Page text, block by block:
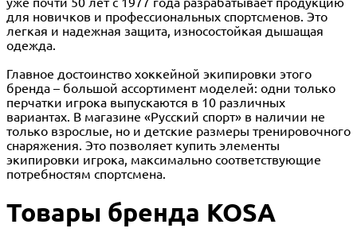
для новичков и профессиональных спортсменов. Это
легкая и надежная защита, износостойкая дышащая
одежда.
Главное достоинство хоккейной экипировки этого
бренда – большой ассортимент моделей: одни только
перчатки игрока выпускаются в 10 различных
вариантах. В магазине «Русский спорт» в наличии не
только взрослые, но и детские размеры тренировочного
снаряжения. Это позволяет купить элементы
экипировки игрока, максимально соответствующие
потребностям спортсмена.
Товары бренда KOSA